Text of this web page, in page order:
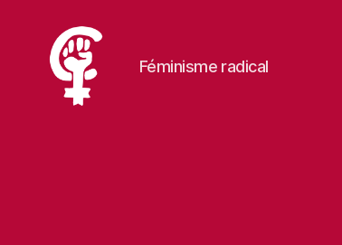
Féminisme radical